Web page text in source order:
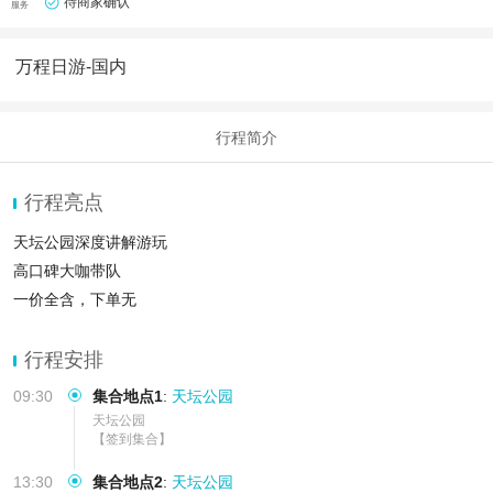
服务
万程日游-国内
行程简介
行程亮点
天坛公园深度讲解游玩
高口碑大咖带队
一价全含，下单无
行程安排
09:30 集合地点1: 天坛公园
天坛公园
【签到集合】
13:30 集合地点2: 天坛公园